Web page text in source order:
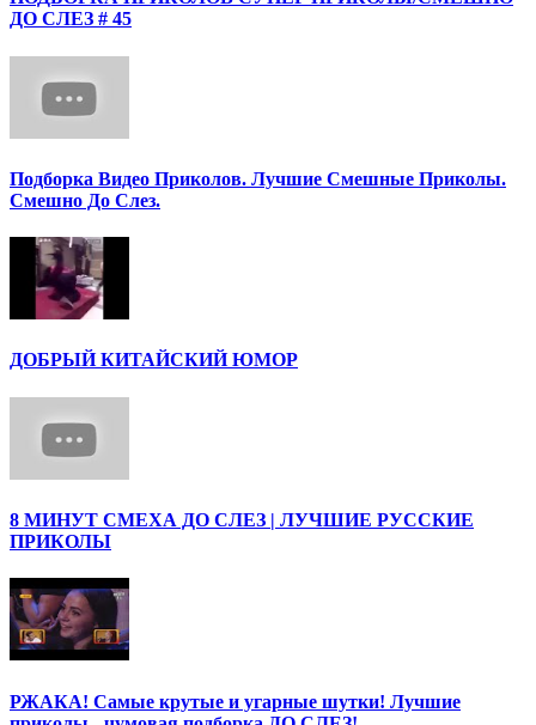
ДО СЛЕЗ # 45
Подборка Видео Приколов. Лучшие Смешные Приколы.
Смешно До Слез.
ДОБРЫЙ КИТАЙСКИЙ ЮМОР
8 МИНУТ СМЕХА ДО СЛЕЗ | ЛУЧШИЕ РУССКИЕ
ПРИКОЛЫ
РЖАКА! Самые крутые и угарные шутки! Лучшие